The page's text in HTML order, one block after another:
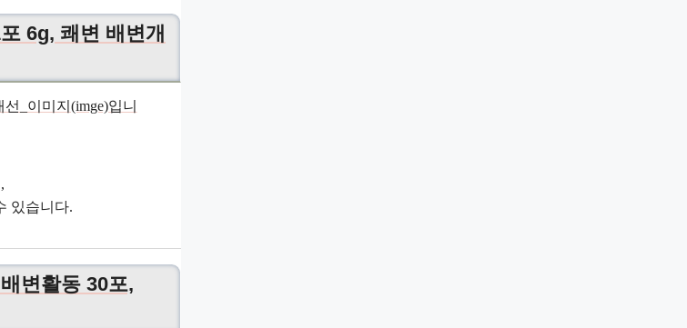
6g, 쾌변 배변개
있습니다.
변활동 30포,